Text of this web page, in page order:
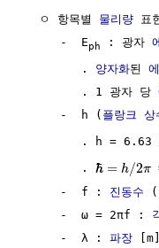
  ㅇ 항목별
물리량 표
     -  E
ph : 광자
        .
양자화된
        . 1 광자 당
     -  h (
플랑크 상
. h = 6.63
        .
ℏ = h/2π
     -  f :
진동수 (
     -  ω = 2πf :
     -  λ :
파장 [m]